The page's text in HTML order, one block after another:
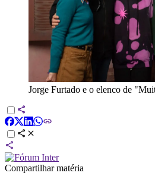
Jorge Furtado e o elenco de
Compartilhar matéria